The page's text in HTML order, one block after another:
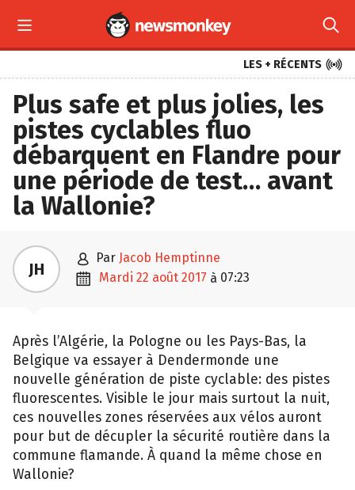
 
LES + RÉCENTS 
Plus safe et plus jolies, les
pistes cyclables fluo
débarquent en Flandre pour
une période de test… avant
la Wallonie?
JH  par Jacob Hemptinne
 mardi 22 août 2017 à 07:23
Après l’Algérie, la Pologne ou les Pays-Bas, la
Belgique va essayer à Dendermonde une
nouvelle génération de piste cyclable: des pistes
fluorescentes. Visible le jour mais surtout la nuit,
ces nouvelles zones réservées aux vélos auront
pour but de décupler la sécurité routière dans la
commune flamande. À quand la même chose en
Wallonie?